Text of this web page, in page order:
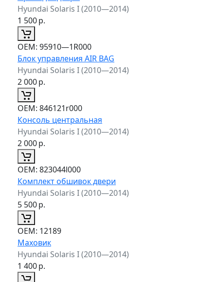
Hyundai Solaris I (2010—2014)
1 500р.
ОЕМ: 95910—1R000
Блок управления AIR BAG
Hyundai Solaris I (2010—2014)
2 000р.
ОЕМ: 846121r000
Консоль центральная
Hyundai Solaris I (2010—2014)
2 000р.
ОЕМ: 823044l000
Комплект обшивок двери
Hyundai Solaris I (2010—2014)
5 500р.
ОЕМ: 12189
Маховик
Hyundai Solaris I (2010—2014)
1 400р.